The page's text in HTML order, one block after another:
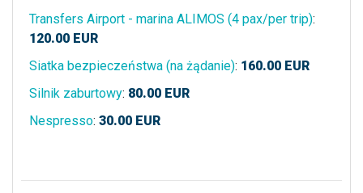
Transfers Airport - marina ALIMOS (4 pax/per trip):
120.00 EUR
Siatka bezpieczeństwa (na żądanie): 160.00 EUR
Silnik zaburtowy: 80.00 EUR
Nespresso: 30.00 EUR